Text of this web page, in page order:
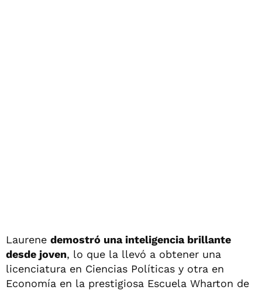
Laurene demostró una inteligencia brillante
desde joven, lo que la llevó a obtener una
licenciatura en Ciencias Políticas y otra en
Economía en la prestigiosa Escuela Wharton de